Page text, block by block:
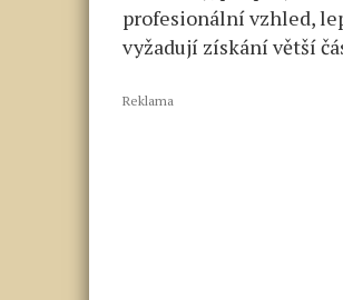
profesionální vzhled,
vyžadují získání větší
Reklama